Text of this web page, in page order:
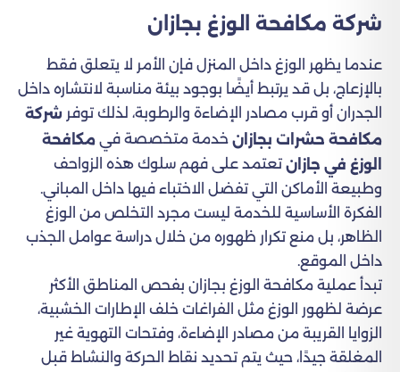
شركة مكافحة الوزغ بجازان
عندما يظهر الوزغ داخل المنزل فإن الأمر لا يتعلق فقط
بالإزعاج، بل قد يرتبط أيضًا بوجود بيئة مناسبة لانتشاره داخل
الجدران أو قرب مصادر الإضاءة والرطوبة، لذلك توفر شركة
مكافحة حشرات بجازان خدمة متخصصة في مكافحة
الوزغ في جازان تعتمد على فهم سلوك هذه الزواحف
وطبيعة الأماكن التي تفضل الاختباء فيها داخل المباني.
الفكرة الأساسية للخدمة ليست مجرد التخلص من الوزغ
الظاهر، بل منع تكرار ظهوره من خلال دراسة عوامل الجذب
داخل الموقع.
تبدأ عملية مكافحة الوزغ بجازان بفحص المناطق الأكثر
عرضة لظهور الوزغ مثل الفراغات خلف الإطارات الخشبية،
الزوايا القريبة من مصادر الإضاءة، وفتحات التهوية غير
المغلقة جيدًا، حيث يتم تحديد نقاط الحركة والنشاط قبل